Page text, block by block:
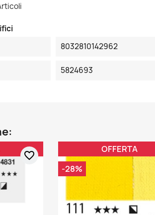
8032810142962
5824693
favorite_border
OFFERTA
-28%